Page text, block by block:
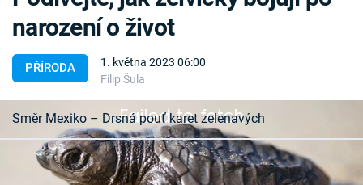
Témata
Témata
Pořady
PŘÍRODA
1. května 2023 06:00
Filip Šula
narození o život
Failed to fetch
Směr Mexiko – Drsná pouť karet zelenavých
Kareta zelenavá je z celé čeledi karetovitých